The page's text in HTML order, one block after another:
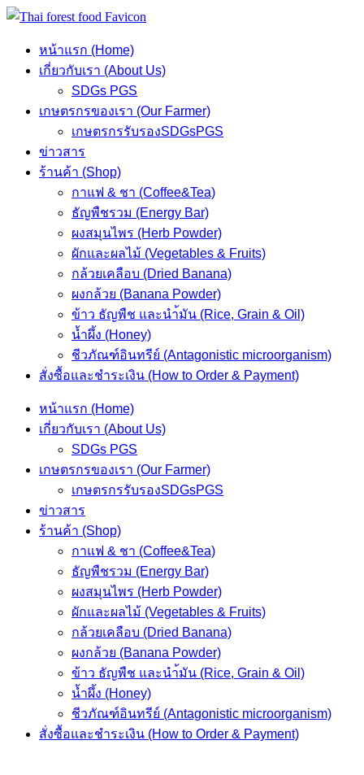
Skip
contentหน้าแรก (Home)
เกี่ยวกับเรา (About Us)
SDGs PGS
เกษตรกรของเรา (Our Farmer)
เกษตรกรรับรองSDGsPGS
ข่าวสาร
ร้านค้า (Shop)
กาแฟ & ชา (Coffee&Tea)
ธัญพืชรวม (Energy Bar)
ผงสมุนไพร (Herb Powder)
ผักและผลไม้ (Vegetables & Fruits)
กล้วยเคลือบ (Dried Banana)
ผงกล้วย (Banana Powder)
ข้าว ธัญพืช และนำ้มัน (Rice, Grain & Oil)
น้ำผึ้ง (Honey)
ชีวภัณฑ์อินทรีย์ (Antagonistic microorganism)
สั่งซื้อและชำระเงิน (How to Order & Payment)
หน้าแรก (Home)
เกี่ยวกับเรา (About Us)
SDGs PGS
เกษตรกรของเรา (Our Farmer)
เกษตรกรรับรองSDGsPGS
ข่าวสาร
ร้านค้า (Shop)
กาแฟ & ชา (Coffee&Tea)
ธัญพืชรวม (Energy Bar)
ผงสมุนไพร (Herb Powder)
ผักและผลไม้ (Vegetables & Fruits)
กล้วยเคลือบ (Dried Banana)
ผงกล้วย (Banana Powder)
ข้าว ธัญพืช และนำ้มัน (Rice, Grain & Oil)
น้ำผึ้ง (Honey)
ชีวภัณฑ์อินทรีย์ (Antagonistic microorganism)
สั่งซื้อและชำระเงิน (How to Order & Payment)